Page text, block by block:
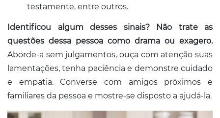
testamente, entre outros.
Identificou algum desses sinais? Não trate as
questões dessa pessoa como drama ou exagero.
Aborde-a sem julgamentos, ouça com atenção suas
lamentações, tenha paciência e demonstre cuidado
e empatia. Converse com amigos próximos e
familiares da pessoa e mostre-se disposto a ajudá-la.